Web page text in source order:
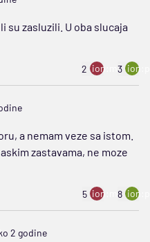
su zasluzili. U oba slucaja
2 ion:minus
3
a nemam veze sa istom.
zastavama, ne moze
5 ion:minus
8
2 godine